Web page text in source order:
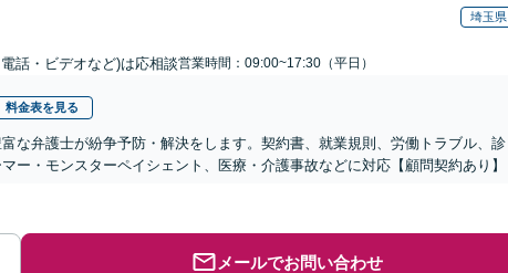
埼玉県
話・ビデオなど)は応相談営業時間：09:00~17:30（平日）
料金表を見る
な弁護士が紛争予防・解決をします。契約書、就業規則、労働トラブル、診
ー・モンスターペイシェント、医療・介護事故などに対応【顧問契約あり】
メールでお問い合わせ